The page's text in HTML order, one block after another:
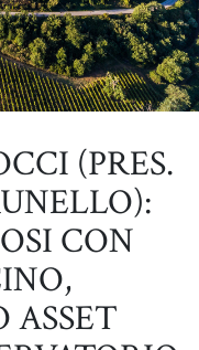
(PRES.
CON
ASSET